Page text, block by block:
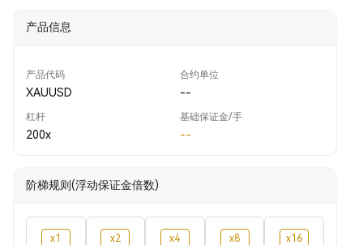
产品信息
产品代码
XAUUSD
合约单位
--
杠杆
200x
基础保证金/手
--
阶梯规则(浮动保证金倍数)
x1 x2 x4 x8 x16